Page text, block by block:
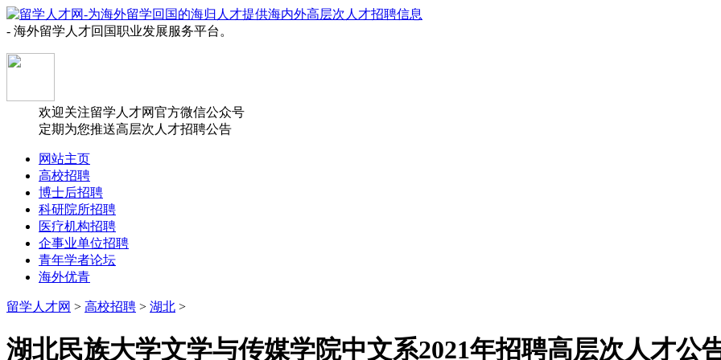
- 海外留学人才回国职业发展服务平台。
欢迎关注留学人才网官方微信公众号
定期为您推送高层次人才招聘公告
网站主页
高校招聘
博士后招聘
科研院所招聘
医疗机构招聘
企事业单位招聘
青年学者论坛
海外优青
留学人才网 > 高校招聘 > 湖北 >
湖北民族大学文学与传媒学院中文系2021年招聘高层次人才公